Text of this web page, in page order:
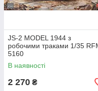
JS-2 MODEL 1944 з
робочими траками 1/35
5160
В наявності
2 270 ₴